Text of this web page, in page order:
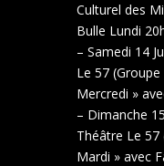
Culturel des
Bulle Lundi
– Samedi 14
Le 57
Mercredi »
– Dimanche
Théâtre Le 57
Mardi » avec